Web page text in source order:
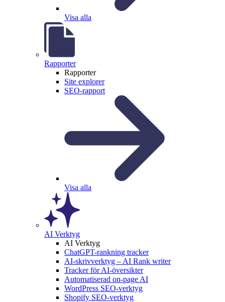
Visa alla
Rapporter
Rapporter
Site explorer
SEO-rapport
Visa alla
AI Verktyg
AI Verktyg
ChatGPT-rankning tracker
AI-skrivverktyg – AI Rank writer
Tracker för AI-översikter
Automatiserad on-page AI
WordPress SEO-verktyg
Shopify SEO-verktyg